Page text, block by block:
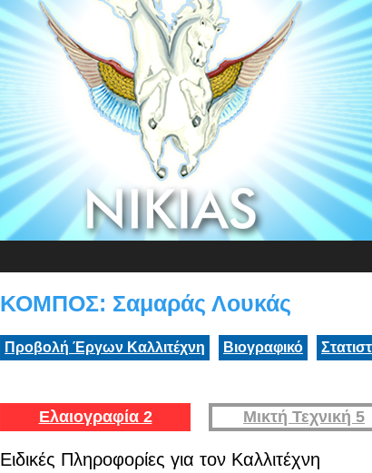
ΚΟΜΠΟΣ: Σαμαράς Λουκάς
Προβολή Έργων Καλλιτέχνη Βιογραφικό
Ελαιογραφία 2 Μικτή Τεχνική 5
Ειδικές Πληροφορίες για τον Καλλιτέχνη